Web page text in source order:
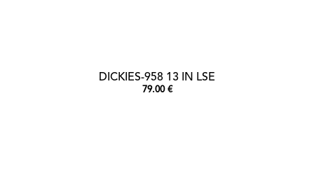
DICKIES-958 13 IN LSE
79.00 €